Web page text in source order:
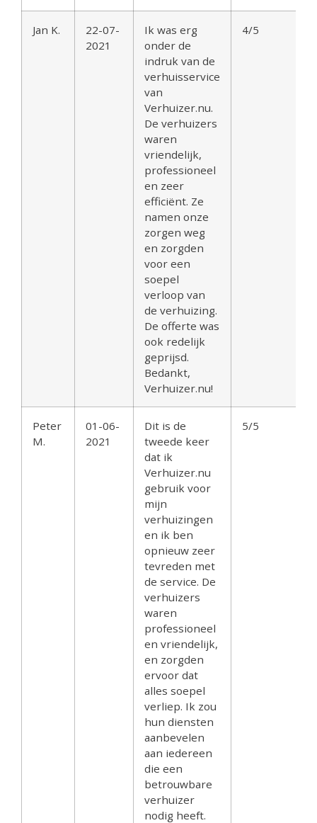
Jan K.
22-07-
2021
Ik was erg
onder de
indruk van de
verhuisservice
van
Verhuizer.nu.
De verhuizers
waren
vriendelijk,
professioneel
en zeer
efficiënt. Ze
namen onze
zorgen weg
en zorgden
voor een
soepel
verloop van
de verhuizing.
De offerte was
ook redelijk
geprijsd.
Bedankt,
Verhuizer.nu!
4/5
Peter
M.
01-06-
2021
Dit is de
tweede keer
dat ik
Verhuizer.nu
gebruik voor
mijn
verhuizingen
en ik ben
opnieuw zeer
tevreden met
de service. De
verhuizers
waren
professioneel
en vriendelijk,
en zorgden
ervoor dat
alles soepel
verliep. Ik zou
hun diensten
aanbevelen
aan iedereen
die een
betrouwbare
verhuizer
nodig heeft.
5/5